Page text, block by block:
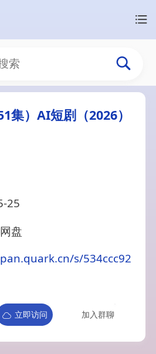
集）AI短剧（2026）
25
盘
s/534ccc92
立即访问 加入群聊